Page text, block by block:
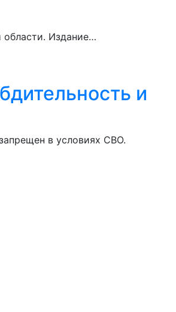
области. Издание…
и
в условиях СВО.